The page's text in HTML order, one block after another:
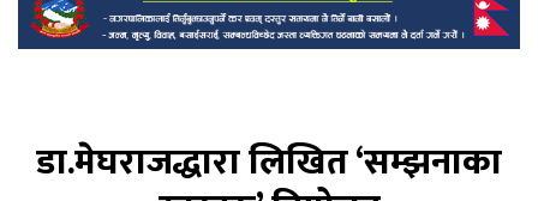
डा.मेघराजद्धारा लिखित ‘सम्झनाका